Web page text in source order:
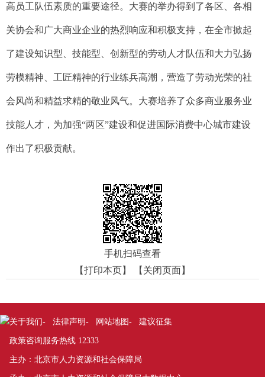
高员工队伍素质的重要途径。大赛的举办得到了各区、各相
关协会和广大商业企业的热烈响应和积极支持，在全市掀起
了建设知识型、技能型、创新型的劳动人才队伍和大力弘扬
劳模精神、工匠精神的行业练兵高潮，营造了劳动光荣的社
会风尚和精益求精的敬业风气。大赛培养了众多商业服务业
技能人才，为加强“两区”建设和促进国际消费中心城市建设
作出了积极贡献。
手机扫码查看
【打印本页】
【关闭页面】
关于我们- 法律声明- 网站地图- 建议征集
政策咨询服务热线 12333
主办：北京市人力资源和社会保障局